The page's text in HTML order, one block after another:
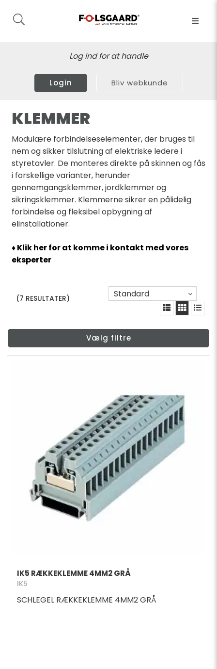
Log ind for at handle
Login Bliv webkunde
KLEMMER
Modulære forbindelseselementer, der bruges til
nem og sikker tilslutning af elektriske ledere i
styretavler. De monteres direkte på skinnen og fås
i forskellige varianter, herunder
gennemgangsklemmer, jordklemmer og
sikringsklemmer. Klemmerne sikrer en pålidelig
forbindelse og fleksibel opbygning af
elinstallationer.
♦ Klik her for at komme i kontakt med vores
eksperter
(7 RESULTATER) Standard
Vælg filtre
IK5 RÆKKEKLEMME 4MM2 GRÅ
IK5
SCHLEGEL RÆKKEKLEMME 4MM2 GRÅ